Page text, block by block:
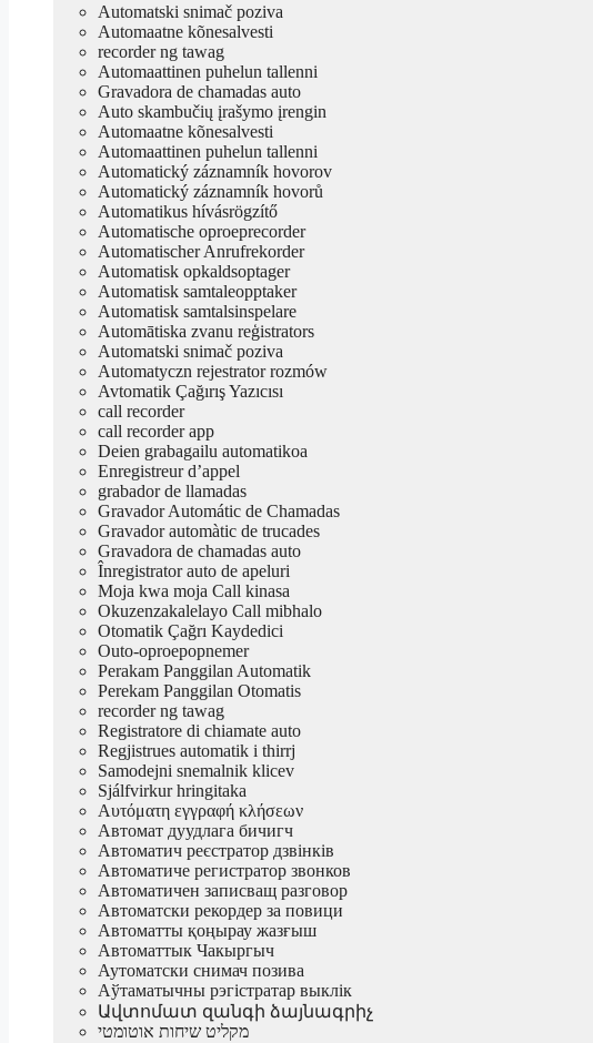
Automatski snimač poziva
Automaatne kõnesalvesti
recorder ng tawag
Automaattinen puhelun tallenni
Gravadora de chamadas auto
Auto skambučių įrašymo įrengin
Automaatne kõnesalvesti
Automaattinen puhelun tallenni
Automatický záznamník hovorov
Automatický záznamník hovorů
Automatikus hívásrögzítő
Automatische oproeprecorder
Automatischer Anrufrekorder
Automatisk opkaldsoptager
Automatisk samtaleopptaker
Automatisk samtalsinspelare
Automātiska zvanu reģistrators
Automatski snimač poziva
Automatyczn rejestrator rozmów
Avtomatik Çağırış Yazıcısı
call recorder
call recorder app
Deien grabagailu automatikoa
Enregistreur d’appel
grabador de llamadas
Gravador Automátic de Chamadas
Gravador automàtic de trucades
Gravadora de chamadas auto
Înregistrator auto de apeluri
Moja kwa moja Call kinasa
Okuzenzakalelayo Call mibhalo
Otomatik Çağrı Kaydedici
Outo-oproepopnemer
Perakam Panggilan Automatik
Perekam Panggilan Otomatis
recorder ng tawag
Registratore di chiamate auto
Regjistrues automatik i thirrj
Samodejni snemalnik klicev
Sjálfvirkur hringitaka
Αυτόματη εγγραφή κλήσεων
Автомат дуудлага бичигч
Автоматич реєстратор дзвінків
Автоматиче регистратор звонков
Автоматичен записващ разговор
Автоматски рекордер за повици
Автоматты қоңырау жазғыш
Автоматтык Чакыргыч
Аутоматски снимач позива
Аўтаматычны рэгістратар выклік
Ավտոմատ զանգի ձայնագրիչ
מקליט שיחות אוטומטי